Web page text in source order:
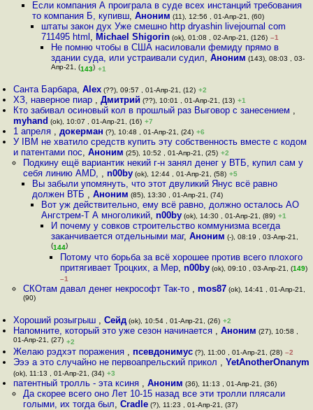
Если компания А проиграла в суде всех инстанций требования
то компания Б, купивш, Аноним (11), 12:56 , 01-Апр-21, (60)
штаты закон дух Уже смешно http dryashin livejournal com
711495 html , Michael Shigorin (ok), 01:08 , 02-Апр-21, (126) –1
Не помню чтобы в США насиловали фемиду прямо в
здании суда, или устраивали судил, Аноним (143), 08:03 , 03-
Апр-21, (143) +1
Санта Барбара,Alex (??), 09:57 , 01-Апр-21, (12) +2
ХЗ, наверное пиар ,Дмитрий (??), 10:01 , 01-Апр-21, (13) +1
Кто забивал осиновый кол в прошлый раз Выговор с занесением ,
myhand (ok), 10:07 , 01-Апр-21, (16) +7
1 апреля ,докерман (?), 10:48 , 01-Апр-21, (24) +6
У IBM не хватило средств купить эту собственность вместе с кодом
и патентами пос,Аноним (25), 10:52 , 01-Апр-21, (25) +2
Подкину ещё вариантик некий г-н занял денег у ВТБ, купил сам у
себя линию AMD, , n00by(ok), 12:44 , 01-Апр-21, (58) +5
Вы забыли упомянуть, что этот двуликий Янус всё равно
должен ВТБ , Аноним (85), 13:30 , 01-Апр-21, (74)
Вот уж действительно, ему всё равно, должно осталось АО
Ангстрем-Т А многоликий,n00by (ok), 14:30 , 01-Апр-21, (89) +1
И почему у совков строительство коммунизма всегда
заканчивается отдельными маг, Аноним (-), 08:19 , 03-Апр-21,
(144)
Потому что борьба за всё хорошее против всего плохого
притягивает Троцких, а Мер, n00by(ok), 09:10 , 03-Апр-21, (149)
–1
СКОтам давал денег некрософт Так-то , mos87(ok), 14:41 , 01-Апр-21,
(90)
Хороший розыгрыш ,Сейд (ok), 10:54 , 01-Апр-21, (26) +2
Напомните, который это уже сезон начинается ,Аноним (27), 10:58 ,
01-Апр-21, (27) +2
Желаю рэдхэт поражения , псевдонимус (?), 11:00 , 01-Апр-21, (28) –2
Эээ а это случайно не первоапрельский прикол ,YetAnotherOnanym
(ok), 11:13 , 01-Апр-21, (34) +3
патентный тролль - эта ксиня ,Аноним (36), 11:13 , 01-Апр-21, (36)
Да скорее всего оно Лет 10-15 назад все эти тролли плясали
голыми, их тогда был, Cradle(?), 11:23 , 01-Апр-21, (37)